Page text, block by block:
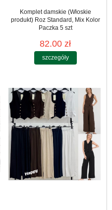
Komplet damskie (Włoskie
produkt) Roz Standard, Mix Kolor
Paczka 5 szt
82.00 zł
szczegóły